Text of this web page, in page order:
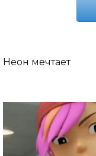
Неон мечтает